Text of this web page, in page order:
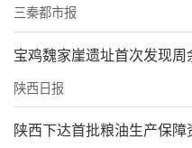
三秦都市报
宝鸡魏家崖遗址首次发现
陕西日报
陕西下达首批粮油生产保